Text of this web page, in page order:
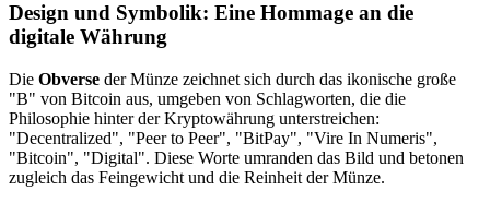
Design und Symbolik: Eine Hommage an die
digitale Währung
Die Obverse der Münze zeichnet sich durch das ikonische große
"B" von Bitcoin aus, umgeben von Schlagworten, die die
Philosophie hinter der Kryptowährung unterstreichen:
"Decentralized", "Peer to Peer", "BitPay", "Vire In Numeris",
"Bitcoin", "Digital". Diese Worte umranden das Bild und betonen
zugleich das Feingewicht und die Reinheit der Münze.